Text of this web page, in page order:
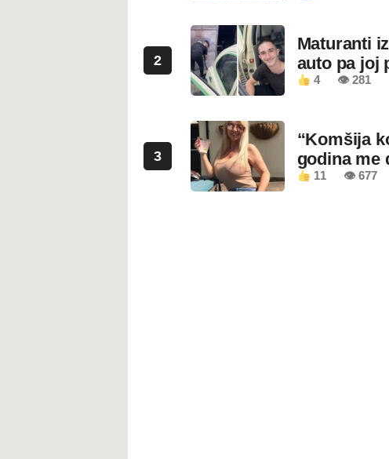
2
Maturanti
auto pa joj
4 👁 281
3
“Komšija
godina me
11 👁 677